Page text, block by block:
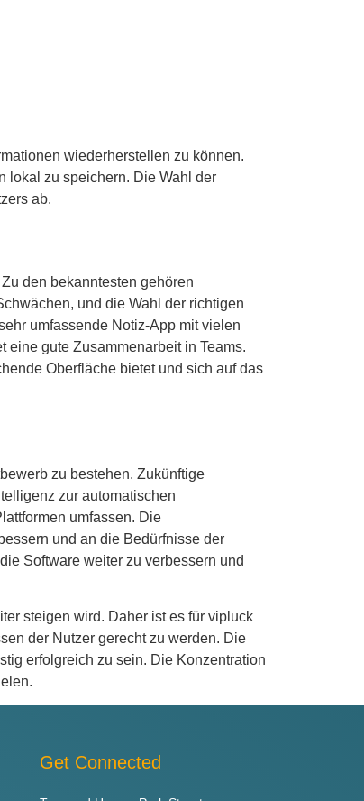
wiederherstellen zu können.
lokal zu speichern. Die Wahl der
ab.
den bekanntesten gehören
und die Wahl der richtigen
umfassende Notiz-App mit vielen
eine gute Zusammenarbeit in Teams.
Oberfläche bietet und sich auf das
zu bestehen. Zukünftige
zur automatischen
umfassen. Die
und an die Bedürfnisse der
Software weiter zu verbessern und
steigen wird. Daher ist es für vipluck
der Nutzer gerecht zu werden. Die
erfolgreich zu sein. Die Konzentration
Get Connected